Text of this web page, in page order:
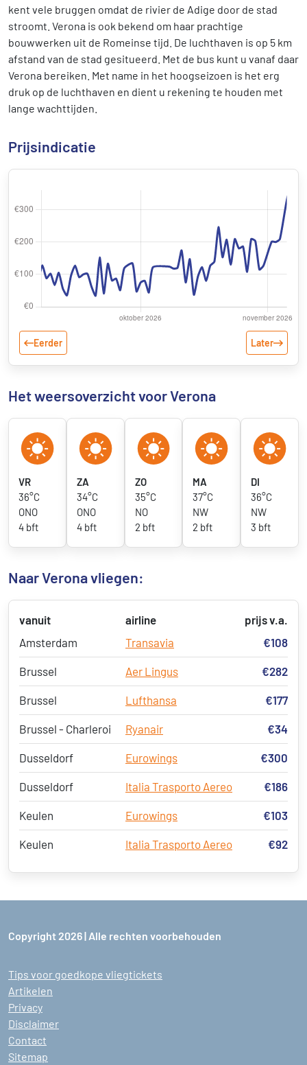
kent vele bruggen omdat de rivier de Adige door de stad
stroomt. Verona is ook bekend om haar prachtige
bouwwerken uit de Romeinse tijd. De luchthaven is op 5 km
afstand van de stad gesitueerd. Met de bus kunt u vanaf daar
Verona bereiken. Met name in het hoogseizoen is het erg
druk op de luchthaven en dient u rekening te houden met
lange wachttijden.
Prijsindicatie
Eerder Later
Het weersoverzicht voor Verona
VR
36°C
ONO
4 bft
ZA
34°C
ONO
4 bft
ZO
35°C
NO
2 bft
MA
37°C
NW
2 bft
DI
36°C
NW
3 bft
Naar Verona vliegen:
vanuit airline
prijs v.a.
Amsterdam
Transavia €108
Brussel Aer Lingus €282
Brussel Lufthansa €177
Brussel - Charleroi Ryanair €34
Dusseldorf Eurowings €300
Dusseldorf Italia Trasporto Aereo €186
Keulen Eurowings €103
Keulen Italia Trasporto Aereo €92
Copyright 2026 | Alle rechten voorbehouden
Tips voor goedkope vliegtickets
Artikelen
Privacy
Disclaimer
Contact
Sitemap